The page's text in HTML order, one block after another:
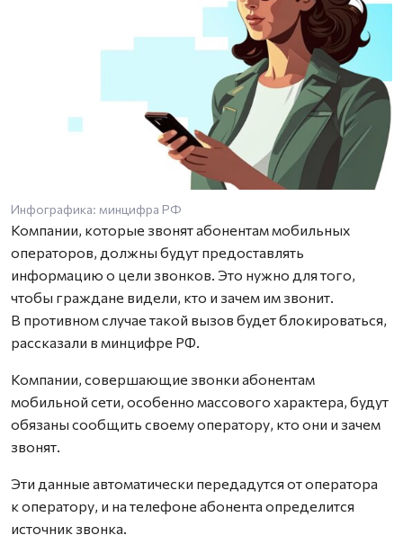
Инфографика: минцифра РФ
Компании, которые звонят абонентам мобильных
операторов, должны будут предоставлять
информацию о цели звонков. Это нужно для того,
чтобы граждане видели, кто и зачем им звонит.
В противном случае такой вызов будет блокироваться,
рассказали в минцифре РФ.
Компании, совершающие звонки абонентам
мобильной сети, особенно массового характера, будут
обязаны сообщить своему оператору, кто они и зачем
звонят.
Эти данные автоматически передадутся от оператора
к оператору, и на телефоне абонента определится
источник звонка.